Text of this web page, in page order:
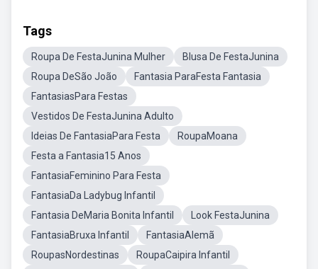
Tags
Roupa De FestaJunina Mulher
Blusa De FestaJunina
Roupa DeSão João
Fantasia ParaFesta Fantasia
FantasiasPara Festas
Vestidos De FestaJunina Adulto
Ideias De FantasiaPara Festa
RoupaMoana
Festa a Fantasia15 Anos
FantasiaFeminino Para Festa
FantasiaDa Ladybug Infantil
Fantasia DeMaria Bonita Infantil
Look FestaJunina
FantasiaBruxa Infantil
FantasiaAlemã
RoupasNordestinas
RoupaCaipira Infantil